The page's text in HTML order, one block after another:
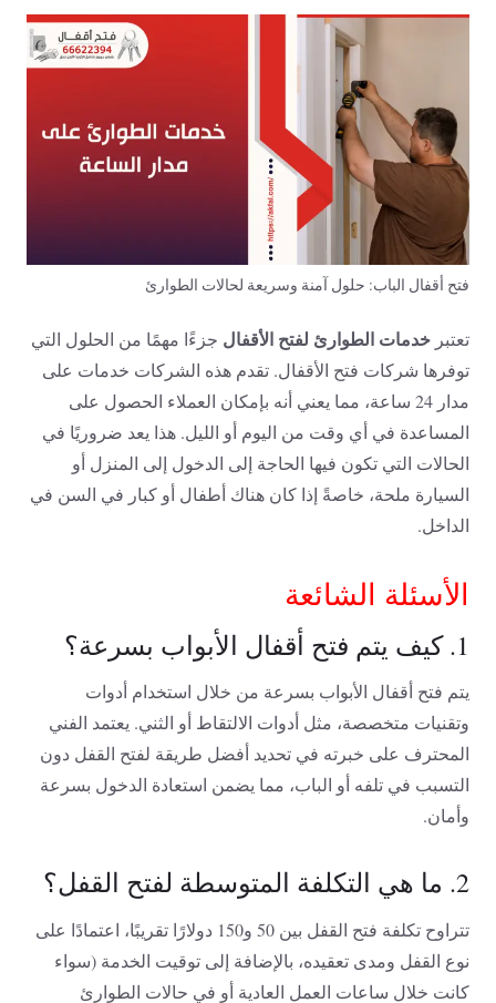
فتح أقفال الباب: حلول آمنة وسريعة لحالات الطوارئ
تعتبر خدمات الطوارئ لفتح الأقفال جزءًا مهمًا من الحلول التي
توفرها شركات فتح الأقفال. تقدم هذه الشركات خدمات على
مدار 24 ساعة، مما يعني أنه بإمكان العملاء الحصول على
المساعدة في أي وقت من اليوم أو الليل. هذا يعد ضروريًا في
الحالات التي تكون فيها الحاجة إلى الدخول إلى المنزل أو
السيارة ملحة، خاصةً إذا كان هناك أطفال أو كبار في السن في
الداخل.
الأسئلة الشائعة
1. كيف يتم فتح أقفال الأبواب بسرعة؟
يتم فتح أقفال الأبواب بسرعة من خلال استخدام أدوات
وتقنيات متخصصة، مثل أدوات الالتقاط أو الثني. يعتمد الفني
المحترف على خبرته في تحديد أفضل طريقة لفتح القفل دون
التسبب في تلفه أو الباب، مما يضمن استعادة الدخول بسرعة
وأمان.
2. ما هي التكلفة المتوسطة لفتح القفل؟
تتراوح تكلفة فتح القفل بين 50 و150 دولارًا تقريبًا، اعتمادًا على
نوع القفل ومدى تعقيده، بالإضافة إلى توقيت الخدمة (سواء
كانت خلال ساعات العمل العادية أو في حالات الطوارئ